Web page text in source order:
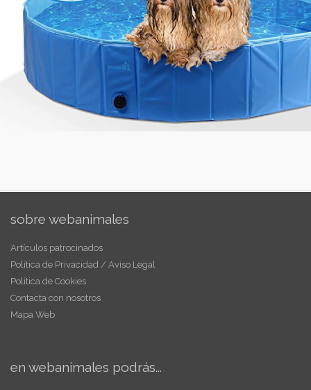
sobre webanimales
Artículos patrocinados
Política de Privacidad / Aviso Legal
Política de Cookies
Contacta con nosotros
Mapa Web
en webanimales podrás...